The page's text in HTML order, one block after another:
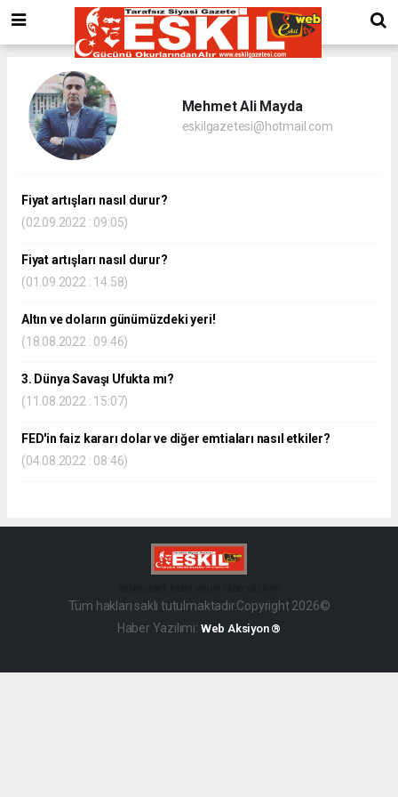
Mehmet Ali Mayda
eskilgazetesi@hotmail.com
Fiyat artışları nasıl durur?
(02.09.2022 : 09:05)
Fiyat artışları nasıl durur?
(01.09.2022 : 14:58)
Altın ve doların günümüzdeki yeri!
(18.08.2022 : 09:46)
3. Dünya Savaşı Ufukta mı?
(11.08.2022 : 15:07)
FED'in faiz kararı dolar ve diğer emtiaları nasıl etkiler?
(04.08.2022 : 08:46)
Tüm hakları saklı tutulmaktadır.Copyright 2026©
Haber Yazılımı: Web Aksiyon ®